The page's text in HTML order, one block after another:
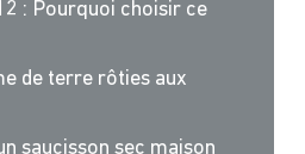
: Pourquoi choisir ce
de terre rôties aux
saucisson sec maison